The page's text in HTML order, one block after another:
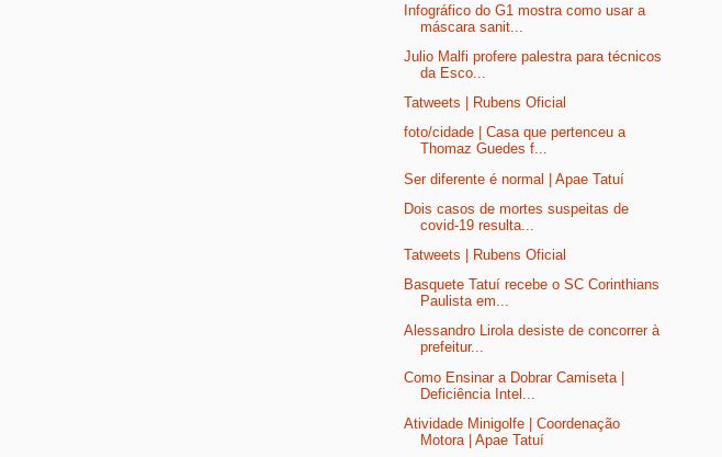
Infográfico do G1 mostra como usar a
máscara sanit...
Julio Malfi profere palestra para técnicos
da Esco...
Tatweets | Rubens Oficial
foto/cidade | Casa que pertenceu a
Thomaz Guedes f...
Ser diferente é normal | Apae Tatuí
Dois casos de mortes suspeitas de
covid-19 resulta...
Tatweets | Rubens Oficial
Basquete Tatuí recebe o SC Corinthians
Paulista em...
Alessandro Lirola desiste de concorrer à
prefeitur...
Como Ensinar a Dobrar Camiseta |
Deficiência Intel...
Atividade Minigolfe | Coordenação
Motora | Apae Tatuí